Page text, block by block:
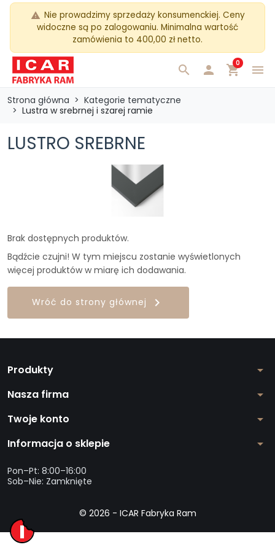
warning Nie prowadzimy sprzedaży konsumenckiej. Ceny
widoczne są po zalogowaniu. Minimalna wartość
zamówienia to 400,00 zł netto.
menu
search  shopping_cart
0
Strona główna
Kategorie tematyczne
Lustra w srebrnej i szarej ramie
LUSTRO SREBRNE
Brak dostępnych produktów.
Bądźcie czujni! W tym miejscu zostanie wyświetlonych
więcej produktów w miarę ich dodawania.
Wróć do strony głównej 
Produkty arrow_drop_down
Nasza firma arrow_drop_down
Twoje konto arrow_drop_down
Informacja o sklepie arrow_drop_down
Pon–Pt: 8:00–16:00
Sob–Nie: Zamknięte
© 2026 - ICAR Fabryka Ram